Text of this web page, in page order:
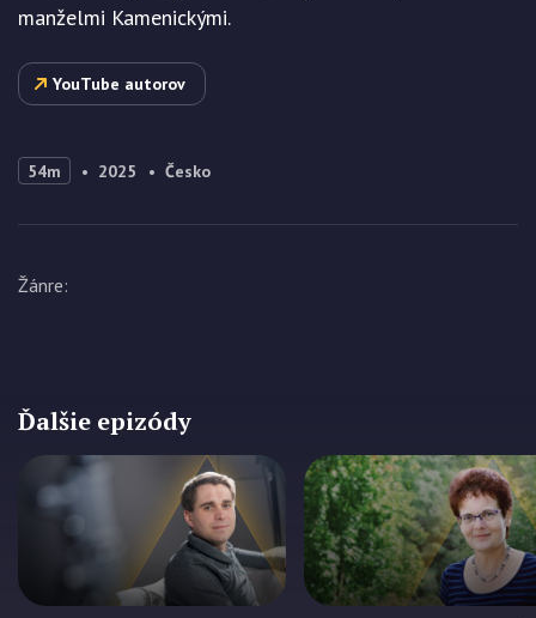
manželmi Kamenickými.
YouTube autorov
54m 2025 Česko
Žánre:
Ďalšie epizódy